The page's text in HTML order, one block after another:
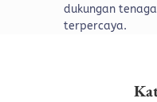
dukungan
terpercaya.